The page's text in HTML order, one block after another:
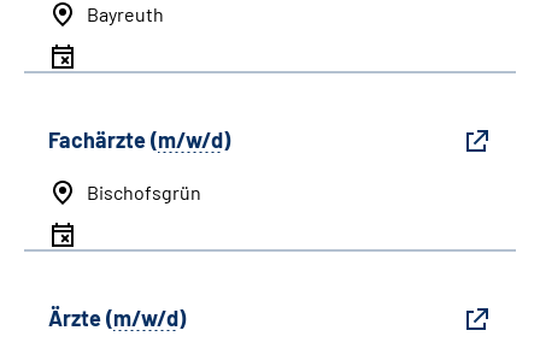
Bayreuth
Fachärzte (m/w/d)
Bischofsgrün
Ärzte (m/w/d)